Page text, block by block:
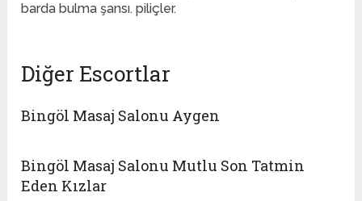
barda bulma şansı. piliçler.
Diğer Escortlar
Bingöl Masaj Salonu Aygen
Bingöl Masaj Salonu Mutlu Son Tatmin
Eden Kızlar